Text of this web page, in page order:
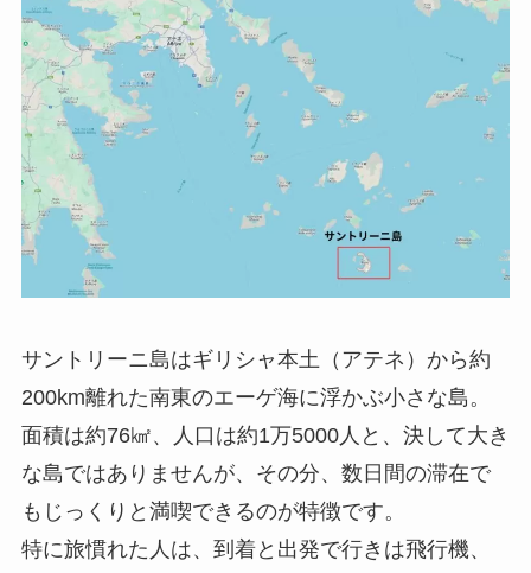
サントリーニ島はギリシャ本土（アテネ）から約
200km離れた南東のエーゲ海に浮かぶ小さな島。
面積は約76㎢、人口は約1万5000人と、決して大き
な島ではありませんが、その分、数日間の滞在で
もじっくりと満喫できるのが特徴です。
特に旅慣れた人は、到着と出発で行きは飛行機、